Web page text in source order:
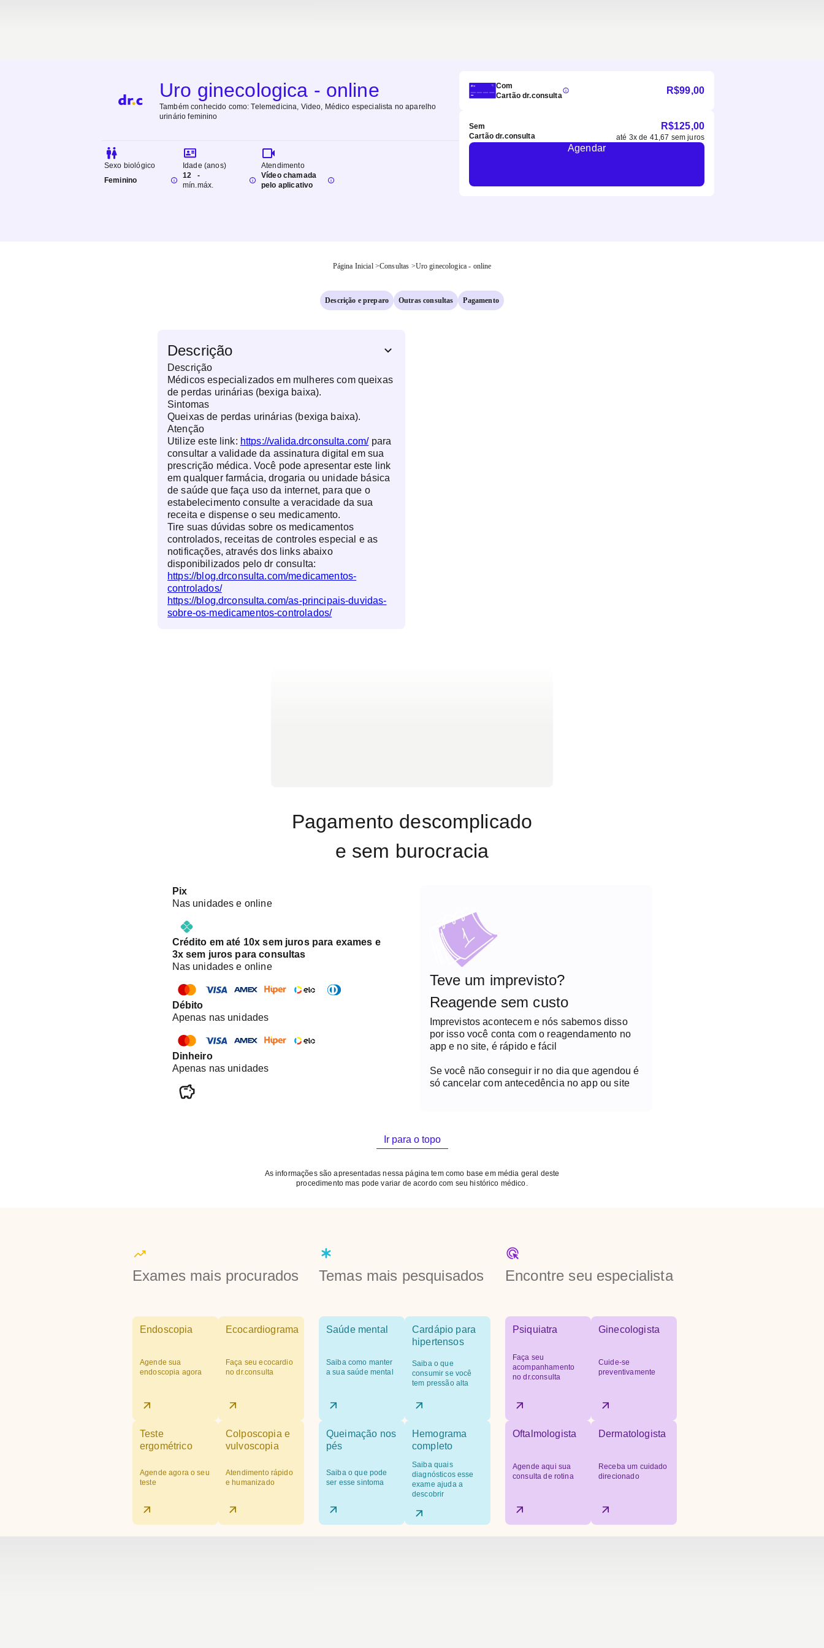
Uro ginecologica - online
Também conhecido como:Telemedicina, Video, Médico especialista no aparelho
urinário feminino
Sexo biológico
Feminino
Idade (anos)
12
mín.
-
máx.
Atendimento
Vídeo chamada
pelo aplicativo
Com
Cartão dr.consulta
R$99,00
Sem
Cartão dr.consulta
R$125,00
até 3x de 41,67 sem juros
Agendar
Página Inicial >Consultas >Uro ginecologica - online
Descrição e preparo Outras consultas Pagamento
Descrição
Descrição
Médicos especializados em mulheres com queixas
de perdas urinárias (bexiga baixa).
Sintomas
Queixas de perdas urinárias (bexiga baixa).
Atenção
Utilize este link: https://valida.drconsulta.com/para
consultar a validade da assinatura digital em sua
prescrição médica. Você pode apresentar este link
em qualquer farmácia, drogaria ou unidade básica
de saúde que faça uso da internet, para que o
estabelecimento consulte a veracidade da sua
receita e dispense o seu medicamento.
Tire suas dúvidas sobre os medicamentos
controlados, receitas de controles especial e as
notificações, através dos links abaixo
disponibilizados pelo dr consulta:
https://blog.drconsulta.com/medicamentos-
controlados/
https://blog.drconsulta.com/as-principais-duvidas-
sobre-os-medicamentos-controlados/
Pagamento descomplicado
e sem burocracia
Pix
Nas unidades e online
Crédito em até 10x sem juros para exames e
3x sem juros para consultas
Nas unidades e online
Débito
Apenas nas unidades
Dinheiro
Apenas nas unidades
Teve um imprevisto?
Reagende sem custo
Imprevistos acontecem e nós sabemos disso
por isso você conta com o reagendamento no
app e no site, é rápido e fácil
Se você não conseguir ir no dia que agendou é
só cancelar com antecedência no app ou site
Ir para o topo
As informações são apresentadas nessa página tem como base em média geral deste
procedimento mas pode variar de acordo com seu histórico médico.
Exames mais procurados
Endoscopia
Agende sua
endoscopia agora
Ecocardiograma
Faça seu ecocardio
no dr.consulta
Teste
ergométrico
Agende agora o seu
teste
Colposcopia e
vulvoscopia
Atendimento rápido
e humanizado
Temas mais pesquisados
Saúde mental
Saiba como manter
a sua saúde mental
Cardápio para
hipertensos
Saiba o que
consumir se você
tem pressão alta
Queimação nos
pés
Saiba o que pode
ser esse sintoma
Hemograma
completo
Saiba quais
diagnósticos esse
exame ajuda a
descobrir
Encontre seu especialista
Psiquiatra
Faça seu
acompanhamento
no dr.consulta
Ginecologista
Cuide-se
preventivamente
Oftalmologista
Agende aqui sua
consulta de rotina
Dermatologista
Receba um cuidado
direcionado